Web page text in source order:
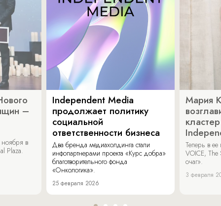
–
ноября в
Plaza.
Independent Media
продолжает политику
социальной
ответственности бизнеса
Два бренда медиахолдинга стали
инфопартнерами проекта «Курс добра»
благотворительного фонда
«Онкологика».
25 февраля 2026
Мария
Теперь в
VOICE,
очаг».
3 февраля